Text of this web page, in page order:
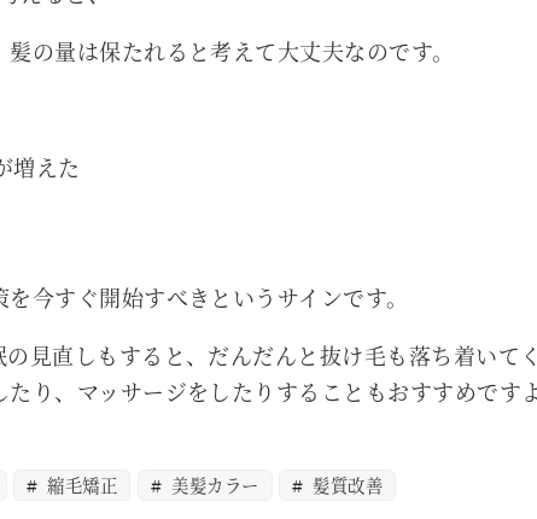
の量は保たれると考えて大丈夫なのです。
増えた
今すぐ開始すべきというサインです。
見直しもすると、だんだんと抜け毛も落ち着いてく
り、マッサージをしたりすることもおすすめですよ
縮毛矯正 美髪カラー 髪質改善